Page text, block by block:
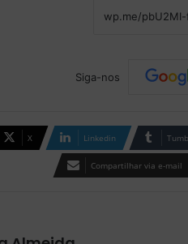
Siga-nos
X Linkedin
Compartilhar via e-mail